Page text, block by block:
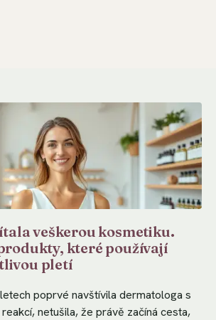
veškerou kosmetiku.
které používají
pletí
poprvé navštívila dermatologa s
netušila, že právě začíná cesta,